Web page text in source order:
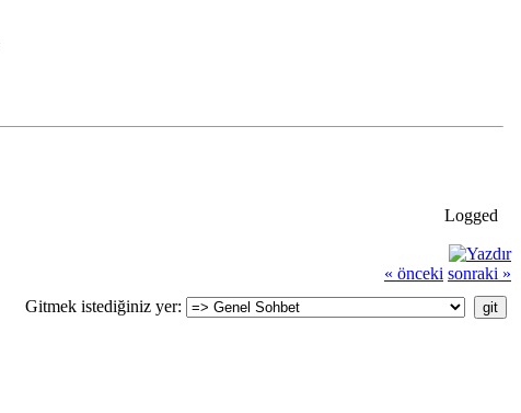
Logged
« önceki sonraki »
Gitmek istediğiniz yer: